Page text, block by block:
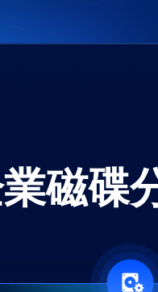
磁碟